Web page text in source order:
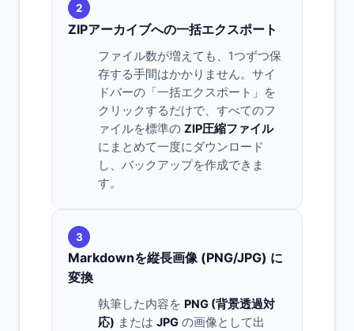
2
ZIPアーカイブへの一括エクスポート
ファイル数が増えても、1つずつ保
存する手間はかかりません。サイ
ドバーの「一括エクスポート」を
クリックするだけで、すべてのフ
ァイルを標準の ZIP圧縮ファイル
にまとめて一度にダウンロード
し、バックアップを作成できま
す。
3
Markdownを縦長画像 (PNG/JPG) に
変換
執筆した内容を PNG (背景透過対
応) または JPG の画像として出